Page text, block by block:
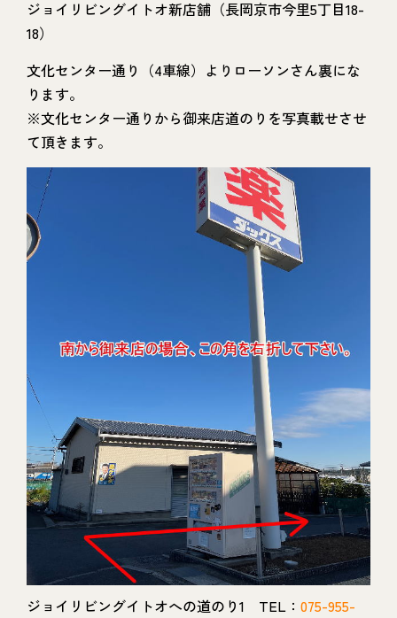
ジョイリビングイトオ新店舗（長岡京市今里5丁目18-
18）
文化センター通り（4車線）よりローソンさん裏にな
ります。
※文化センター通りから御来店道のりを写真載せさせ
て頂きます。
ジョイリビングイトオへの道のり1 TEL： 075-955-